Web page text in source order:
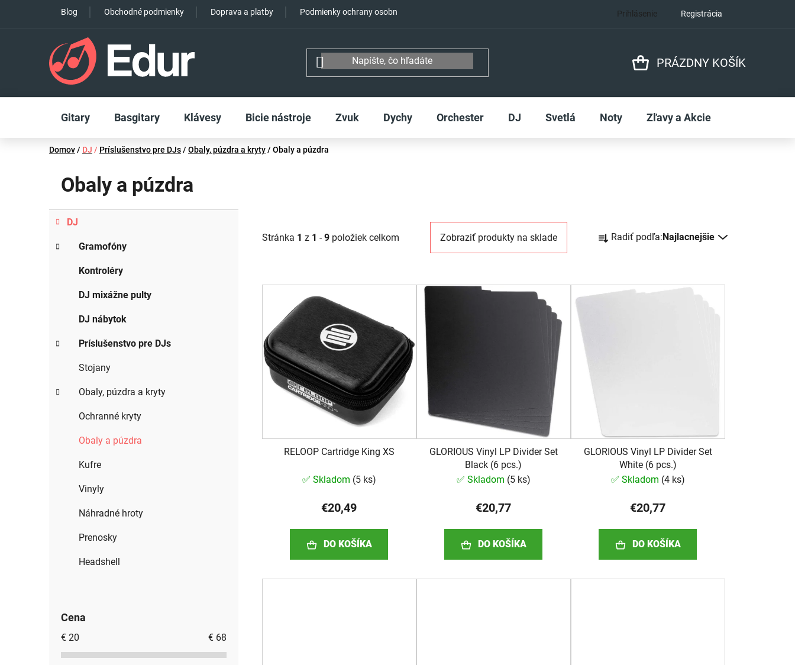
obsah
Blog Obchodné podmienky Doprava a platby Podmienky ochrany osobných údajov Prihlásenie Registrácia
PRÁZDNY KOŠÍK
Gitary Basgitary Klávesy Bicie nástroje Zvuk Dychy Orchester DJ Svetlá Noty Zľavy a Akcie
Domov/ DJ / Príslušenstvo pre DJs/Obaly, púzdra a kryty/Obaly a púzdra
Obaly a púzdra
B
Preskočiť
DJ
Gramofóny
Kontroléry
DJ mixážne pulty
DJ nábytok
Príslušenstvo pre DJs
Stojany
Obaly, púzdra a kryty
Ochranné kryty
Obaly a púzdra
Kufre
Vinyly
Náhradné hroty
Prenosky
Headshell
Cena
€ 20 € 68
Stránka 1 z 1 -9 položiek celkom Zobraziť produkty na sklade
a
n
k
t
o
v
Radiť podľa:Najlacnejšie
V
s
p
k
RELOOP Cartridge King XS
✅ Skladom (5 ks)
€20,49
DO KOŠÍKA
GLORIOUS Vinyl LP Divider Set
Black (6 pcs.)
✅ Skladom (5 ks)
€20,77
DO KOŠÍKA
GLORIOUS Vinyl LP Divider Set
White (6 pcs.)
✅ Skladom (4 ks)
€20,77
DO KOŠÍKA